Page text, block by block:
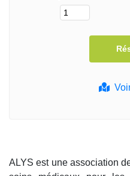
ALYS est une association